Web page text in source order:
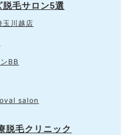
毛サロン5選
玉川越店
BB
salon
脱毛クリニック